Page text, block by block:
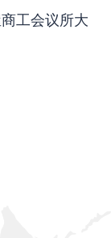
工会议所大